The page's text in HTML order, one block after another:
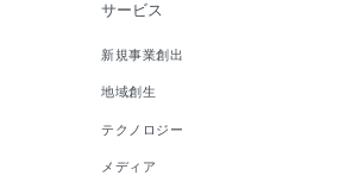
サービス
新規事業創出
地域創生
テクノロジー
メディア